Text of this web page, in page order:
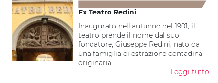
Ex Teatro Redini
Inaugurato nell'autunno del 1901, il
teatro prende il nome dal suo
fondatore, Giuseppe Redini, nato da
una famiglia di estrazione contadina
originaria...
Leggi tutto